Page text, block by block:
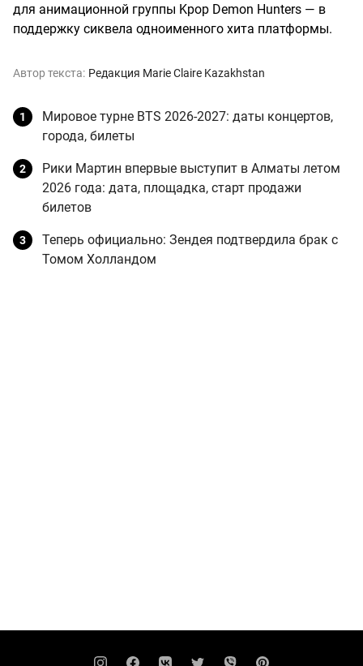
для анимационной группы Kpop Demon Hunters — в
поддержку сиквела одноименного хита платформы.​​​​​​​​​​​​​​​​
Автор текста: Редакция Marie Claire Kazakhstan
Мировое турне BTS 2026-2027: даты концертов,
города, билеты
Рики Мартин впервые выступит в Алматы летом
2026 года: дата, площадка, старт продажи
билетов
Теперь официально: Зендея подтвердила брак с
Томом Холландом